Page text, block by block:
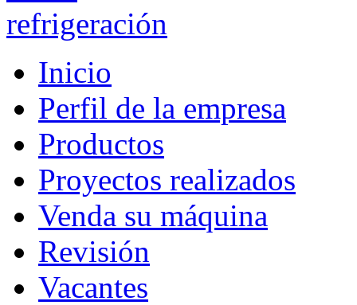
Inicio
Perfil de la empresa
Productos
Proyectos realizados
Venda su máquina
Revisión
Vacantes